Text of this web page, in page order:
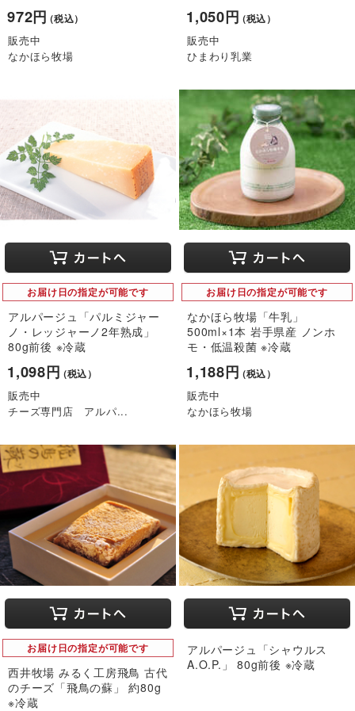
972円 （税込）
販売中
なかほら牧場
1,050円（税込）
販売中
ひまわり乳業
お届け日の指定が可能です
アルパージュ「パルミジャー
ノ・レッジャーノ2年熟成」
80g前後 ※冷蔵
1,098円（税込）
販売中
チーズ専門店 アルパ...
お届け日の指定が可能です
なかほら牧場「牛乳」
500ml×1本 岩手県産 ノンホ
モ・低温殺菌 ※冷蔵
1,188円（税込）
販売中
なかほら牧場
お届け日の指定が可能です
西井牧場 みるく工房飛鳥 古代
のチーズ「飛鳥の蘇」 約80g
※冷蔵
アルパージュ「シャウルス
A.O.P.」 80g前後 ※冷蔵